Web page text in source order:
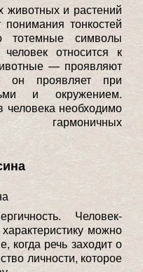
животных и растений
тонкостей
тотемные символы
относится к
— проявляют
он проявляет при
и окружением.
человека необходимо
гармоничных
Человек-
можно
когда речь заходит о
личности, которое